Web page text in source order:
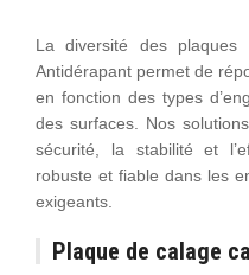
La diversité des
Antidérapant permet de
en fonction des types
des surfaces. Nos
sécurité, la stabilité et
robuste et fiable dans les
exigeants.
Plaque de calage